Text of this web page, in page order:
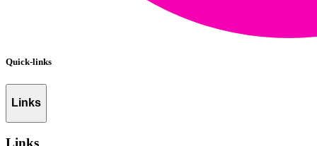
Quick-links
Links